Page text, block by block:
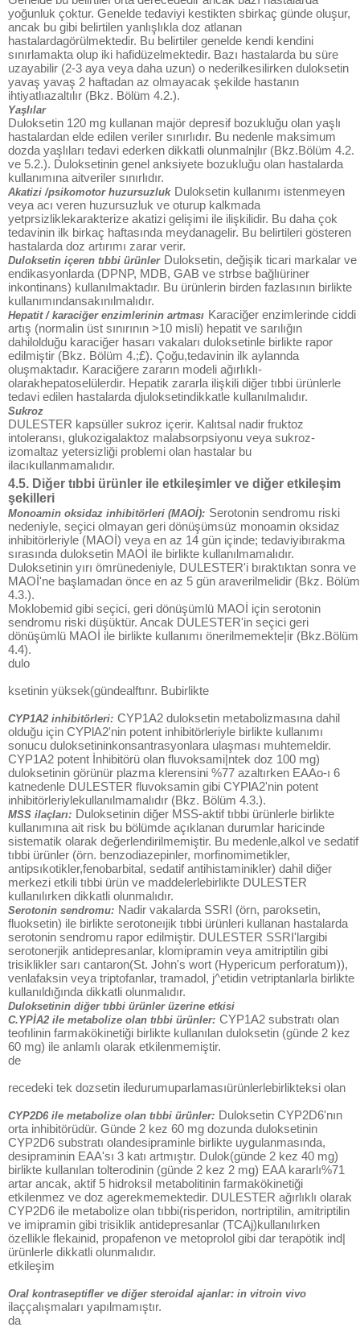
yoğunluk çoktur. Genelde tedaviyi kestikten sbirkaç günde oluşur,
ancak bu gibi belirtilen yanlışlıkla doz atlanan
hastalardagörülmektedir. Bu belirtiler genelde kendi kendini
sınırlamakta olup iki hafidüzelmektedir. Bazı hastalarda bu süre
uzayabilir (2-3 aya veya daha uzun) o nederilkesilirken duloksetin
yavaş yavaş 2 haftadan az olmayacak şekilde hastanın
ihtiyatlıazaltılır (Bkz. Bölüm 4.2.).
Yaşlılar
Duloksetin 120 mg kullanan majör depresif bozukluğu olan yaşlı
hastalardan elde edilen veriler sınırlıdır. Bu nedenle maksimum
dozda yaşlıları tedavi ederken dikkatli olunmalnjlır (Bkz.Bölüm 4.2.
ve 5.2.). Duloksetinin genel anksiyete bozukluğu olan hastalarda
kullanımına aitveriler sınırlıdır.
Akatizi /psikomotor huzursuzluk Duloksetin kullanımı istenmeyen
veya acı veren huzursuzluk ve oturup kalkmada
yetprsizliklekarakterize akatizi gelişimi ile ilişkilidir. Bu daha çok
tedavinin ilk birkaç haftasında meydanagelir. Bu belirtileri gösteren
hastalarda doz artırımı zarar verir.
Duloksetin içeren tıbbi ürünler Duloksetin, değişik ticari markalar ve
endikasyonlarda (DPNP, MDB, GAB ve strbse bağlıüriner
inkontinans) kullanılmaktadır. Bu ürünlerin birden fazlasının birlikte
kullanımındansakınılmalıdır.
Hepatit / karaciğer enzimlerinin artması Karaciğer enzimlerinde ciddi
artış (normalin üst sınırının >10 misli) hepatit ve sarılığın
dahilolduğu karaciğer hasarı vakaları duloksetinle birlikte rapor
edilmiştir (Bkz. Bölüm 4.;£). Çoğu,tedavinin ilk aylannda
oluşmaktadır. Karaciğere zararın modeli ağırlıklı-
olarakhepatoselülerdir. Hepatik zararla ilişkili diğer tıbbi ürünlerle
tedavi edilen hastalarda djuloksetindikkatle kullanılmalıdır.
Sukroz
DULESTER kapsüller sukroz içerir. Kalıtsal nadir fruktoz
intoleransı, glukozigalaktoz malabsorpsiyonu veya sukroz-
izomaltaz yetersizliği problemi olan hastalar bu
ilacıkullanmamalıdır.
4.5. Diğer tıbbi ürünler ile etkileşimler ve diğer etkileşim
şekilleri
Monoamin oksidaz inhibitörleri (MAOİ): Serotonin sendromu riski
nedeniyle, seçici olmayan geri dönüşümsüz monoamin oksidaz
inhibitörleriyle (MAOİ) veya en az 14 gün içinde; tedaviyibırakma
sırasında duloksetin MAOİ ile birlikte kullanılmamalıdır.
Duloksetinin yırı ömrünedeniyle, DULESTER'i bıraktıktan sonra ve
MAOİ'ne başlamadan önce en az 5 gün araverilmelidir (Bkz. Bölüm
4.3.).
Moklobemid gibi seçici, geri dönüşümlü MAOİ için serotonin
sendromu riski düşüktür. Ancak DULESTER'in seçici geri
dönüşümlü MAOİ ile birlikte kullanımı önerilmemekte|ir (Bkz.Bölüm
4.4).
dulo
ksetinin yüksek(gündealftınr. Bubirlikte
CYP1A2 inhibitörleri: CYP1A2 duloksetin metabolizmasına dahil
olduğu için CYPlA2'nin potent inhibitörleriyle birlikte kullanımı
sonucu duloksetininkonsantrasyonlara ulaşması muhtemeldir.
CYP1A2 potent İnhibitörü olan fluvoksami|ntek doz 100 mg)
duloksetinin görünür plazma klerensini %77 azaltırken EAAo-ı 6
katnedenle DULESTER fluvoksamin gibi CYPlA2'nin potent
inhibitörleriylekullanılmamalıdır (Bkz. Bölüm 4.3.).
MSS ilaçları: Duloksetinin diğer MSS-aktif tıbbi ürünlerle birlikte
kullanımına ait risk bu bölümde açıklanan durumlar haricinde
sistematik olarak değerlendirilmemiştir. Bu medenle,alkol ve sedatif
tıbbi ürünler (örn. benzodiazepinler, morfinomimetikler,
antipsıkotikler,fenobarbital, sedatif antihistaminikler) dahil diğer
merkezi etkili tıbbi ürün ve maddelerlebirlikte DULESTER
kullanılırken dikkatli olunmalıdır.
Serotonin sendromu: Nadir vakalarda SSRI (örn, paroksetin,
fluoksetin) ile birlikte serotoneıjik tıbbi ürünleri kullanan hastalarda
serotonin sendromu rapor edilmiştir. DULESTER SSRI'largibi
serotonerjik antidepresanlar, klomipramin veya amitriptilin gibi
trisiklikler sarı cantaron(St. John's wort (Hypericum perforatum)),
venlafaksin veya triptofanlar, tramadol, j^etidin vetriptanlarla birlikte
kullanıldığında dikkatli olunmalıdır.
Duloksetinin diğer tıbbi ürünler üzerine etkisi
C.YPİA2 ile metabolize olan tıbbi ürünler: CYP1A2 substratı olan
teofılinin farmakökinetiği birlikte kullanılan duloksetin (günde 2 kez
60 mg) ile anlamlı olarak etkilenmemiştir.
de
recedeki tek dozsetin iledurumuparlamasıürünlerlebirlikteksi olan
CYP2D6 ile metabolize olan tıbbi ürünler: Duloksetin CYP2D6'nın
orta inhibitörüdür. Günde 2 kez 60 mg dozunda duloksetinin
CYP2D6 substratı olandesipraminle birlikte uygulanmasında,
desipraminin EAA'sı 3 katı artmıştır. Dulok(günde 2 kez 40 mg)
birlikte kullanılan tolterodinin (günde 2 kez 2 mg) EAA kararlı%71
artar ancak, aktif 5 hidroksil metabolitinin farmakökinetiği
etkilenmez ve doz agerekmemektedir. DULESTER ağırlıklı olarak
CYP2D6 ile metabolize olan tıbbi(risperidon, nortriptilin, amitriptilin
ve imipramin gibi trisiklik antidepresanlar (TCAj)kullanılırken
özellikle flekainid, propafenon ve metoprolol gibi dar terapötik ind|
ürünlerle dikkatli olunmalıdır.
etkileşim
Oral kontraseptifler ve diğer steroidal ajanlar: in vitroin vivo
ilaççalışmaları yapılmamıştır.
da